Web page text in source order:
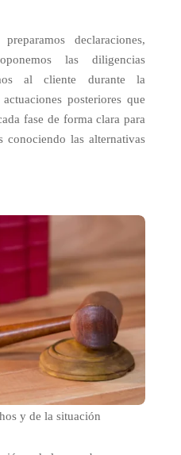
declaraciones,
las diligencias
al cliente durante la
posteriores que
fase de forma clara para
conociendo las alternativas
y de la situación